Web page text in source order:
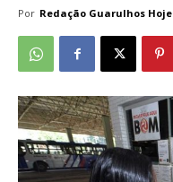
Por Redação Guarulhos Hoje